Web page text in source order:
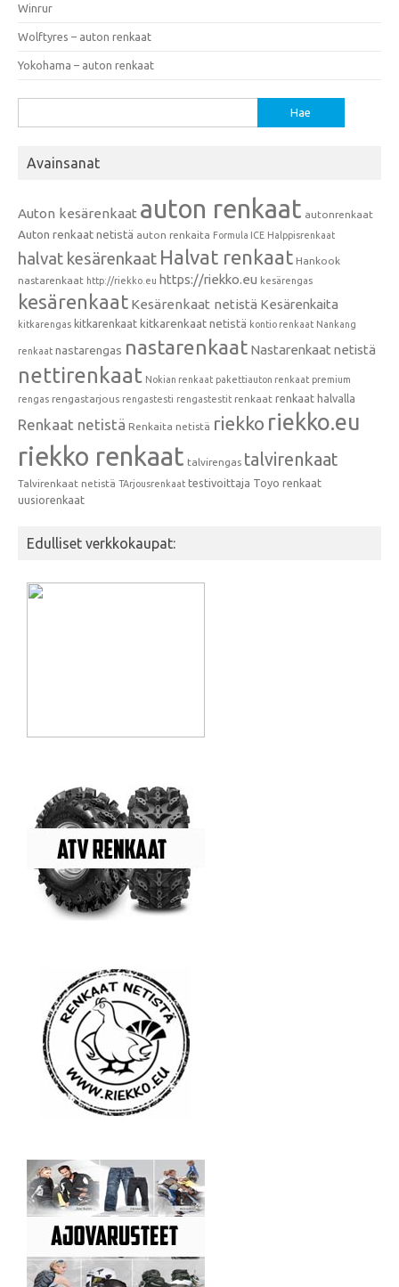
Winrur
Wolftyres – auton renkaat
Yokohama – auton renkaat
Avainsanat
Auton kesärenkaat auton renkaat autonrenkaat
Auton renkaat netistä auton renkaita Formula ICE Halppisrenkaat
halvat kesärenkaat Halvat renkaat Hankook
nastarenkaat http://riekko.eu https://riekko.eu kesärengas
kesärenkaat Kesärenkaat netistä Kesärenkaita
kitkarengas kitkarenkaat kitkarenkaat netistä kontio renkaat Nankang
renkaat nastarengas nastarenkaat Nastarenkaat netistä
nettirenkaat Nokian renkaat pakettiauton renkaat premium
rengas rengastarjous rengastesti rengastestit renkaat renkaat halvalla
Renkaat netistä Renkaita netistä riekko riekko.eu
riekko renkaat talvirengas talvirenkaat
Talvirenkaat netistä TArjousrenkaat testivoittaja Toyo renkaat
uusiorenkaat
Edulliset verkkokaupat: